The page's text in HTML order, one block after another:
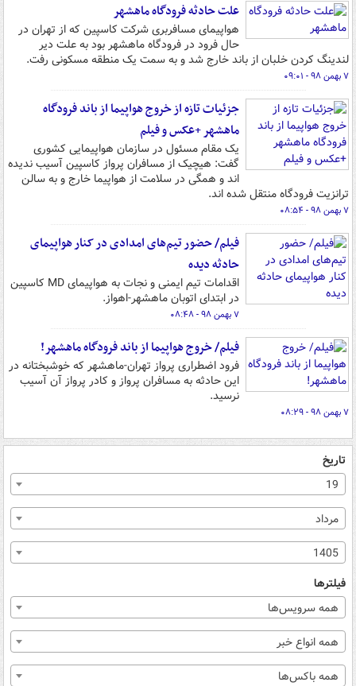
علت حادثه فرودگاه ماهشهر
هواپیمای مسافربری شرکت کاسپین که از تهران در
حال فرود در فرودگاه ماهشهر بود به علت دیر
لندینگ کردن خلبان از باند خارج شد و به سمت یک منطقه مسکونی رفت.
۷ بهمن ۹۸ - ۰۹:۰۱
جزئیات تازه از خروج هواپیما از باند فرودگاه
ماهشهر +عکس و فیلم
یک مقام مسئول در سازمان هواپیمایی کشوری
گفت: هیچیک از مسافران پرواز کاسپین آسیب ندیده
اند و همگی در سلامت از هواپیما خارج و به سالن
ترانزیت فرودگاه منتقل شده اند.
۷ بهمن ۹۸ - ۰۸:۵۴
فیلم/ حضور تیم‌های امدادی در کنار هواپیمای
حادثه دیده
اقدامات تیم ایمنی و نجات به هواپیمای MD کاسپین
در ابتدای اتوبان ماهشهر-اهواز.
۷ بهمن ۹۸ - ۰۸:۴۸
فیلم/ خروج هواپیما از باند فرودگاه ماهشهر!
فرود اضطراری پرواز تهران-ماهشهر که خوشبختانه در
این حادثه به مسافران پرواز و کادر پرواز آن آسیب
نرسید.
۷ بهمن ۹۸ - ۰۸:۲۹
تاریخ
19
مرداد
1405
فیلترها
همه سرویس‌ها
همه انواع خبر
همه باکس‌ها